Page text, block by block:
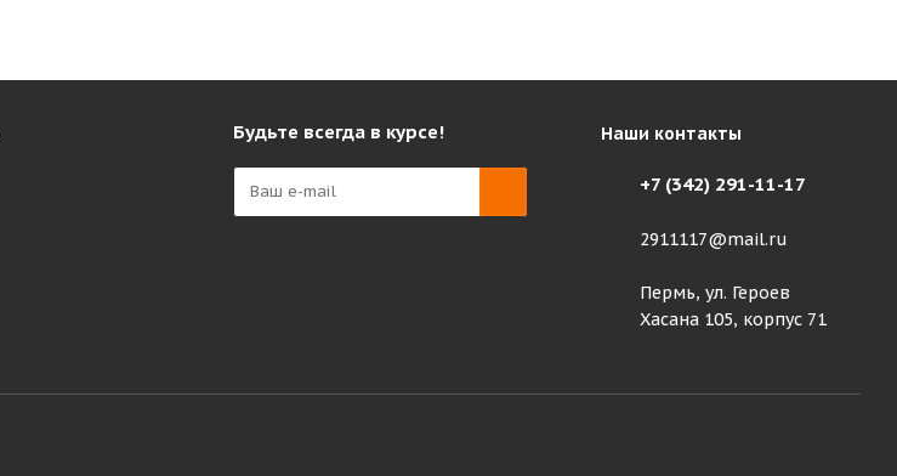
Будьте всегда в курсе! Наши контакты
+7 (342) 291-11-17
2911117@mail.ru
Пермь, ул. Героев
Хасана 105, корпус 71